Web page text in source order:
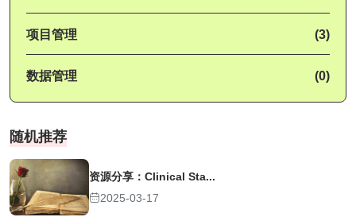
项目管理 (3)
数据管理 (0)
随机推荐
资源分享：Clinical Sta...
2025-03-17